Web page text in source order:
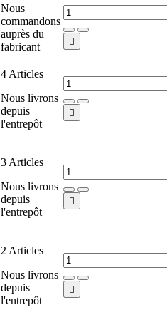
Nous
commandons
auprès du
fabricant

4Articles
Nous livrons
depuis
l'entrepôt

3Articles
Nous livrons
depuis
l'entrepôt

2Articles
Nous livrons
depuis
l'entrepôt
